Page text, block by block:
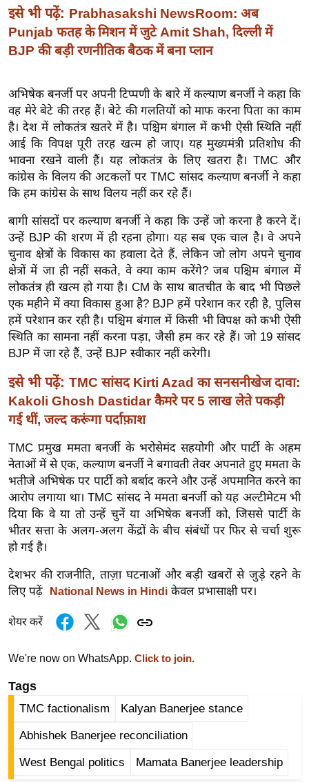
सा
ल
सा
ल
श
ख्सि
य
त
यं
ग
इं
डि
या
सा
हि
त्य
ज
ग
त
ऑ
व
र्ल्ड
न्यू
ज
ब्री
फ
म
नो
ज
ज
त
बॉ
ली
ड
इसे भी पढ़ें: Prabhasakshi NewsRoom: अब
Punjab फतह के मिशन में जुटे Amit Shah, दिल्ली में
BJP की बड़ी रणनीतिक बैठक में बना प्लान
अभिषेक बनर्जी पर अपनी टिप्पणी के बारे में कल्याण बनर्जी ने कहा कि
वह मेरे बेटे की तरह हैं। बेटे की गलतियों को माफ करना पिता का काम
है। देश में लोकतंत्र खतरे में है। पश्चिम बंगाल में कभी ऐसी स्थिति नहीं
आई कि विपक्ष पूरी तरह खत्म हो जाए। यह मुख्यमंत्री प्रतिशोध की
भावना रखने वाली हैं। यह लोकतंत्र के लिए खतरा है। TMC और
कांग्रेस के विलय की अटकलों पर TMC सांसद कल्याण बनर्जी ने कहा
कि हम कांग्रेस के साथ विलय नहीं कर रहे हैं।
बागी सांसदों पर कल्याण बनर्जी ने कहा कि उन्हें जो करना है करने दें।
उन्हें BJP की शरण में ही रहना होगा। यह सब एक चाल है। वे अपने
चुनाव क्षेत्रों के विकास का हवाला देते हैं, लेकिन जो लोग अपने चुनाव
क्षेत्रों में जा ही नहीं सकते, वे क्या काम करेंगे? जब पश्चिम बंगाल में
लोकतंत्र ही खत्म हो गया है। CM के साथ बातचीत के बाद भी पिछले
एक महीने में क्या विकास हुआ है? BJP हमें परेशान कर रही है, पुलिस
हमें परेशान कर रही है। पश्चिम बंगाल में किसी भी विपक्ष को कभी ऐसी
स्थिति का सामना नहीं करना पड़ा, जैसी हम कर रहे हैं। जो 19 सांसद
BJP में जा रहे हैं, उन्हें BJP स्वीकार नहीं करेगी।
इसे भी पढ़ें: TMC सांसद Kirti Azad का सनसनीखेज दावा:
Kakoli Ghosh Dastidar कैमरे पर 5 लाख लेते पकड़ी
गई थीं, जल्द करूंगा पर्दाफ़ाश
TMC प्रमुख ममता बनर्जी के भरोसेमंद सहयोगी और पार्टी के अहम
नेताओं में से एक, कल्याण बनर्जी ने बगावती तेवर अपनाते हुए ममता के
भतीजे अभिषेक पर पार्टी को बर्बाद करने और उन्हें अपमानित करने का
आरोप लगाया था। TMC सांसद ने ममता बनर्जी को यह अल्टीमेटम भी
दिया कि वे या तो उन्हें चुनें या अभिषेक बनर्जी को, जिससे पार्टी के
भीतर सत्ता के अलग-अलग केंद्रों के बीच संबंधों पर फिर से चर्चा शुरू
हो गई है।
देशभर की राजनीति, ताज़ा घटनाओं और बड़ी खबरों से जुड़े रहने के
लिए पढ़ें
National News in Hindi केवल प्रभासाक्षी पर।
शेयर करें
We're now on WhatsApp. Click to join.
Tags
TMC factionalism Kalyan Banerjee stance
Abhishek Banerjee reconciliation
West Bengal politics Mamata Banerjee leadership